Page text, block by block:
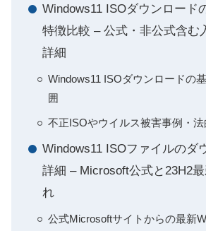
Windows11 ISOダウンロード
特徴比較 – 公式・非公式含む
詳細
Windows11 ISOダウンロードの
囲
不正ISOやウイルス被害事例・
Windows11 ISOファイルのダ
詳細 – Microsoft公式と23H2
れ
公式Microsoftサイトからの最新